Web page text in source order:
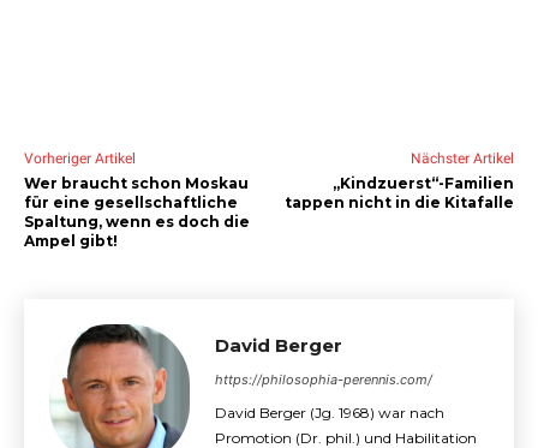
Vorheriger Artikel
Wer braucht schon Moskau
für eine gesellschaftliche
Spaltung, wenn es doch die
Ampel gibt!
Nächster Artikel
„Kindzuerst“-Familien
tappen nicht in die Kitafalle
David Berger
https://philosophia-perennis.com/
David Berger (Jg. 1968) war nach
Promotion (Dr. phil.) und Habilitation